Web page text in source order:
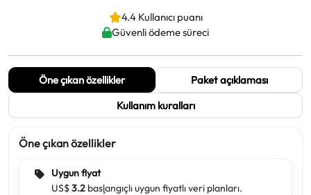
4.4 Kullanıcı puanı
Güvenli ödeme süreci
Öne çıkan özellikler
Paket açıklaması
Kullanım kuralları
Öne çıkan özellikler
Uygun fiyat
US$3.2 başlangıçlı uygun fiyatlı veri planları.